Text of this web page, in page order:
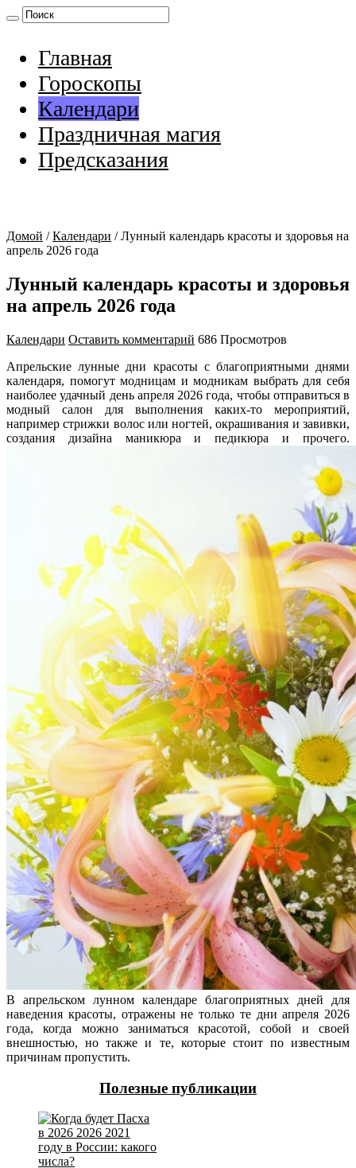
Главная
Гороскопы
Календари
Праздничная магия
Предсказания
Домой / Календари / Лунный календарь красоты и здоровья на
апрель 2026 года
Лунный календарь красоты и здоровья
на апрель 2026 года
Календари Оставить комментарий 686 Просмотров
Апрельские лунные дни красоты с благоприятными днями
календаря, помогут модницам и модникам выбрать для себя
наиболее удачный день апреля 2026 года, чтобы отправиться в
модный салон для выполнения каких-то мероприятий,
например стрижки волос или ногтей, окрашивания и завивки,
создания дизайна маникюра и педикюра и прочего.
В апрельском лунном календаре благоприятных дней для
наведения красоты, отражены не только те дни апреля 2026
года, когда можно заниматься красотой, собой и своей
внешностью, но также и те, которые стоит по известным
причинам пропустить.
Полезные публикации